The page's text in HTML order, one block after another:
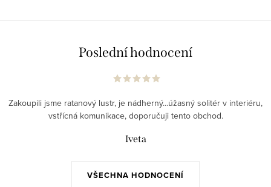
Poslední hodnocení
VŠECHNA HODNOCENÍ
Zakoupili jsme ratanový lustr, je nádherný...úžasný solitér v interiéru,
vstřícná komunikace, doporučuji tento obchod.
Iveta